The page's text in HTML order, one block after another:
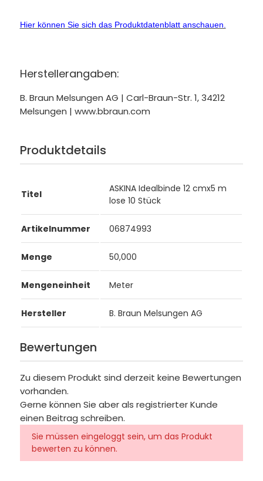
Hier können Sie sich das Produktdatenblatt anschauen.
Herstellerangaben:
B. Braun Melsungen AG | Carl-Braun-Str. 1, 34212
Melsungen | www.bbraun.com
Produktdetails
Titel
ASKINA Idealbinde 12 cmx5 m
lose 10 Stück
Artikelnummer 06874993
Menge 50,000
Mengeneinheit Meter
Hersteller B. Braun Melsungen AG
Bewertungen
Zu diesem Produkt sind derzeit keine Bewertungen
vorhanden.
Gerne können Sie aber als registrierter Kunde
einen Beitrag schreiben.
Sie müssen eingeloggt sein, um das Produkt
bewerten zu können.